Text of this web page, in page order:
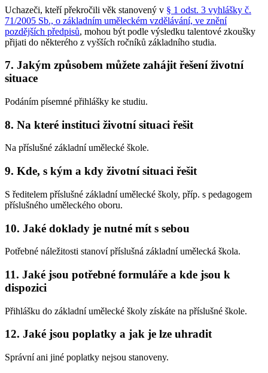
Uchazeči, kteří překročili věk stanovený v § 1 odst. 3 vyhlášky č.
71/2005 Sb., o základním uměleckém vzdělávání, ve znění
pozdějších předpisů, mohou být podle výsledku talentové zkoušky
přijati do některého z vyšších ročníků základního studia.
7. Jakým způsobem můžete zahájit řešení životní
situace
Podáním písemné přihlášky ke studiu.
8. Na které instituci životní situaci řešit
Na příslušné základní umělecké škole.
9. Kde, s kým a kdy životní situaci řešit
S ředitelem příslušné základní umělecké školy, příp. s pedagogem
příslušného uměleckého oboru.
10. Jaké doklady je nutné mít s sebou
Potřebné náležitosti stanoví příslušná základní umělecká škola.
11. Jaké jsou potřebné formuláře a kde jsou k
dispozici
Přihlášku do základní umělecké školy získáte na příslušné škole.
12. Jaké jsou poplatky a jak je lze uhradit
Správní ani jiné poplatky nejsou stanoveny.